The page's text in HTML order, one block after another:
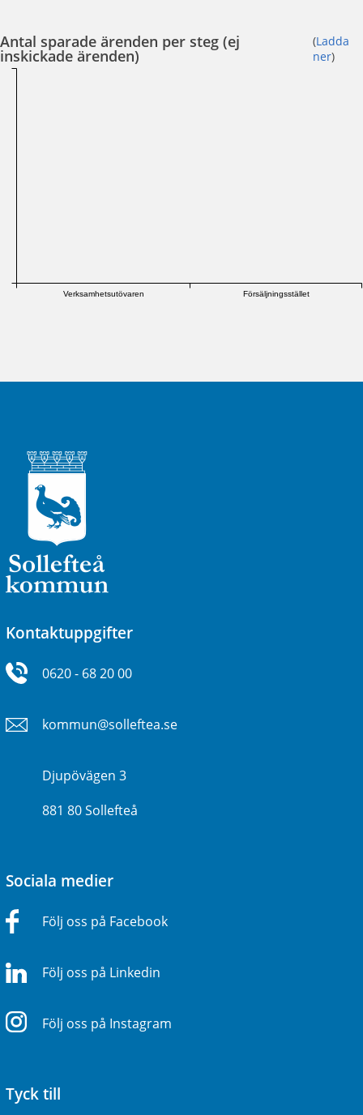
Antal sparade ärenden per steg (ej
inskickade ärenden)
(Ladda
ner)
Verksamhetsutövaren Försäljningsstället
Kontaktuppgifter
0620 - 68 20 00
kommun@solleftea.se
Djupövägen 3
881 80 Sollefteå
Sociala medier
Följ oss på Facebook
Följ oss på Linkedin
Följ oss på Instagram
Tyck till